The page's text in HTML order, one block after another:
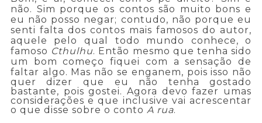
não. Sim porque os contos são muito bons e
eu não posso negar; contudo, não porque eu
senti falta dos contos mais famosos do autor,
aquele pelo qual todo mundo conhece, o
famoso Cthulhu. Então mesmo que tenha sido
um bom começo fiquei com a sensação de
faltar algo. Mas não se enganem, pois isso não
quer dizer que eu não tenha gostado
bastante, pois gostei. Agora devo fazer umas
considerações e que inclusive vai acrescentar
o que disse sobre o conto A rua.